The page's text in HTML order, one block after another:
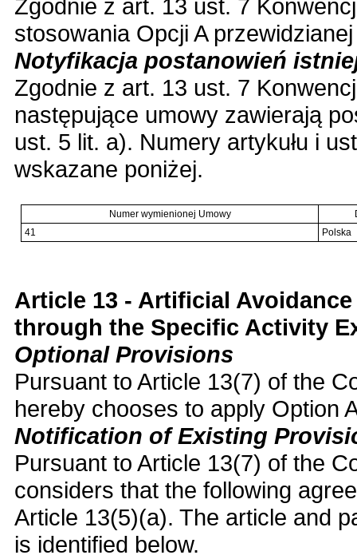
Zgodnie z art. 13 ust. 7
stosowania Opcji A
Notyfikacja postanowień
Zgodnie z art. 13 ust. 7
następujące umowy zawierają
ust. 5 lit. a). Numery artykułu i
wskazane poniżej.
Numer wymienionej Umowy
41
Polska
Article 13 - Artificial
through the Specific Activity
Optional Provisions
Pursuant to Article 13(7) of the
hereby chooses to apply Option
Notification of Existing
Pursuant to Article 13(7) of the
considers that the following
Article 13(5)(a). The article and
is identified below.